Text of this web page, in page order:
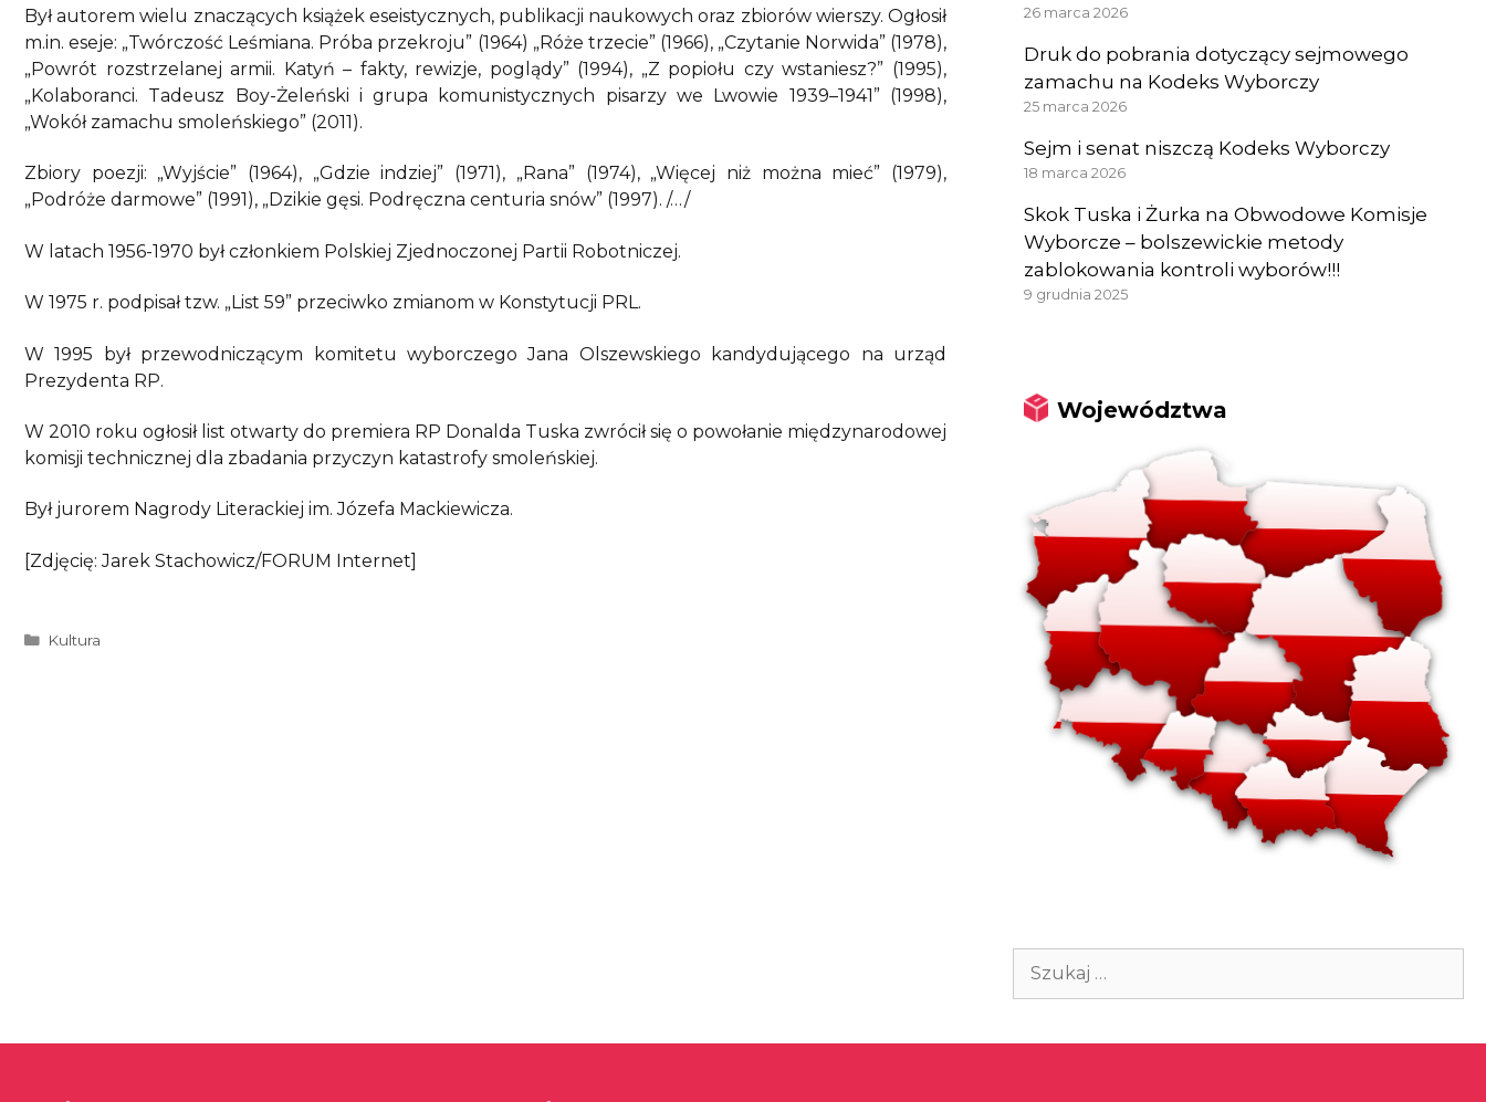
Był autorem wielu znaczących książek eseistycznych, publikacji naukowych oraz zbiorów wierszy. Ogłosił
m.in. eseje: „Twórczość Leśmiana. Próba przekroju” (1964) „Róże trzecie” (1966), „Czytanie Norwida” (1978),
„Powrót rozstrzelanej armii. Katyń – fakty, rewizje, poglądy” (1994), „Z popiołu czy wstaniesz?” (1995),
„Kolaboranci. Tadeusz Boy-Żeleński i grupa komunistycznych pisarzy we Lwowie 1939–1941” (1998),
„Wokół zamachu smoleńskiego” (2011).
Zbiory poezji: „Wyjście” (1964), „Gdzie indziej” (1971), „Rana” (1974), „Więcej niż można mieć” (1979),
„Podróże darmowe” (1991), „Dzikie gęsi. Podręczna centuria snów” (1997). /…/
W latach 1956-1970 był członkiem Polskiej Zjednoczonej Partii Robotniczej.
W 1975 r. podpisał tzw. „List 59” przeciwko zmianom w Konstytucji PRL.
W 1995 był przewodniczącym komitetu wyborczego Jana Olszewskiego kandydującego na urząd
Prezydenta RP.
W 2010 roku ogłosił list otwarty do premiera RP Donalda Tuska zwrócił się o powołanie międzynarodowej
komisji technicznej dla zbadania przyczyn katastrofy smoleńskiej.
Był jurorem Nagrody Literackiej im. Józefa Mackiewicza.
[Zdjęcię: Jarek Stachowicz/FORUM Internet]
Kategorie
Kultura
26 marca 2026
Druk do pobrania dotyczący sejmowego
zamachu na Kodeks Wyborczy
25 marca 2026
Sejm i senat niszczą Kodeks Wyborczy
18 marca 2026
Skok Tuska i Żurka na Obwodowe Komisje
Wyborcze – bolszewickie metody
zablokowania kontroli wyborów!!!
9 grudnia 2025
Województwa
Szukaj: